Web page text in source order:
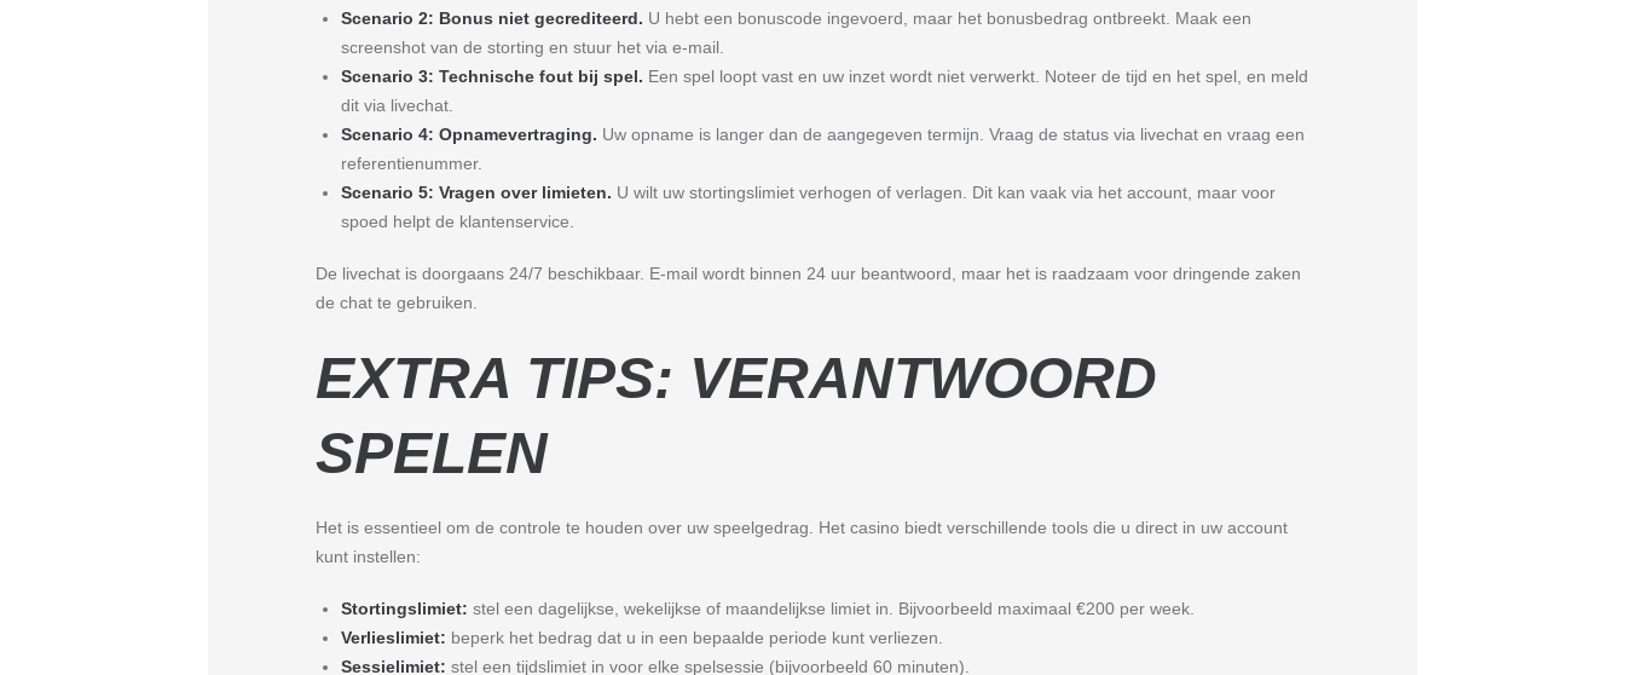
Scenario 2: Bonus niet gecrediteerd. U hebt een bonuscode ingevoerd, maar het bonusbedrag ontbreekt. Maak een
screenshot van de storting en stuur het via e-mail.
Scenario 3: Technische fout bij spel. Een spel loopt vast en uw inzet wordt niet verwerkt. Noteer de tijd en het spel, en meld
dit via livechat.
Scenario 4: Opnamevertraging. Uw opname is langer dan de aangegeven termijn. Vraag de status via livechat en vraag een
referentienummer.
Scenario 5: Vragen over limieten. U wilt uw stortingslimiet verhogen of verlagen. Dit kan vaak via het account, maar voor
spoed helpt de klantenservice.
De livechat is doorgaans 24/7 beschikbaar. E-mail wordt binnen 24 uur beantwoord, maar het is raadzaam voor dringende zaken
de chat te gebruiken.
EXTRA TIPS: VERANTWOORD
SPELEN
Het is essentieel om de controle te houden over uw speelgedrag. Het casino biedt verschillende tools die u direct in uw account
kunt instellen:
Stortingslimiet: stel een dagelijkse, wekelijkse of maandelijkse limiet in. Bijvoorbeeld maximaal €200 per week.
Verlieslimiet: beperk het bedrag dat u in een bepaalde periode kunt verliezen.
Sessielimiet: stel een tijdslimiet in voor elke spelsessie (bijvoorbeeld 60 minuten).